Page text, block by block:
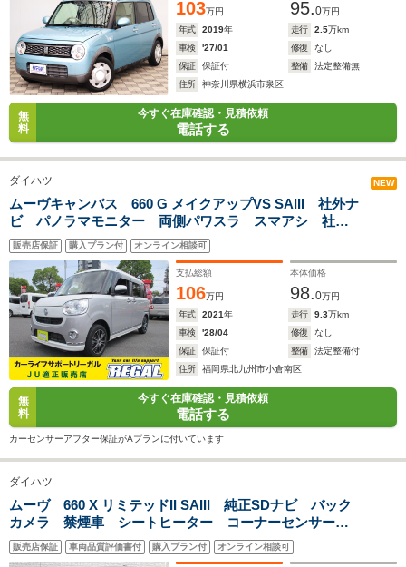
WLTCモード
排気量
駆動方式
ホイールベース
-m
-
1331～1496cc
FF、4WD
ホイールベース
-m
-
1331～1496cc
FF、4WD
-
FF、4WD
103万円 95.0万円
年式
2019年 走行 2.5万km
車検
'27/01 修復
なし
保証
保証付 整備
法定整備無
住所
神奈川県横浜市泉区
無
料
今すぐ在庫確認・見積依頼
電話する
ダイハツ NEW
ムーヴキャンバス 660 G メイクアップVS SAIII 社外ナ
ビ パノラマモニター 両側パワスラ スマアシ 社外
アルミ レザー調シートカバー シートヒーター
ETC キーフリー オートAC オートライト LEDヘッ
ドライト フォグ 社外ナ
ビ/TV/DVD/CD/Bluetooth/USB
販売店保証 購入プラン付 オンライン相談可
支払総額
106万円
本体価格
98.0万円
年式
2021年 走行 9.3万km
車検
'28/04 修復
なし
保証
保証付 整備
法定整備付
住所
福岡県北九州市小倉南区
無
料
今すぐ在庫確認・見積依頼
電話する
カーセンサーアフター保証がAプランに付いています
ダイハツ
ムーヴ 660 X リミテッドII SAIII 純正SDナビ バック
カメラ 禁煙車 シートヒーター コーナーセンサー
LEDヘッド 純正14インチアルミ オートハイビーム
オートライト オートエアコン Bluetooth CD DVD
販売店保証 車両品質評価書付 購入プラン付 オンライン相談可